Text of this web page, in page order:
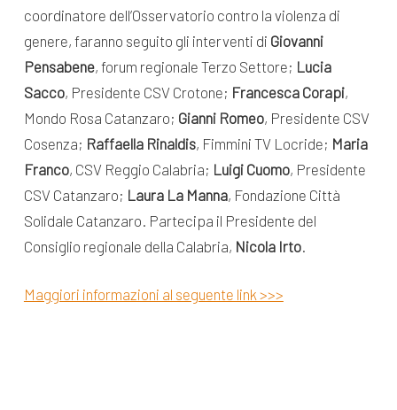
coordinatore dell’Osservatorio contro la violenza di
genere, faranno seguito gli interventi di Giovanni
Pensabene, forum regionale Terzo Settore; Lucia
Sacco, Presidente CSV Crotone; Francesca Corapi,
Mondo Rosa Catanzaro; Gianni Romeo, Presidente CSV
Cosenza; Raffaella Rinaldis, Fimmini TV Locride; Maria
Franco, CSV Reggio Calabria; Luigi Cuomo, Presidente
CSV Catanzaro; Laura La Manna, Fondazione Città
Solidale Catanzaro. Partecipa il Presidente del
Consiglio regionale della Calabria, Nicola Irto.
Maggiori informazioni al seguente link >>>